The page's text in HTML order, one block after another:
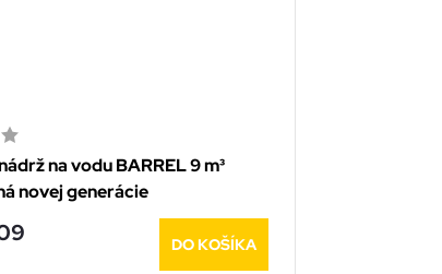
na vodu BARREL 9 m³
novej generácie
DO KOŠÍKA